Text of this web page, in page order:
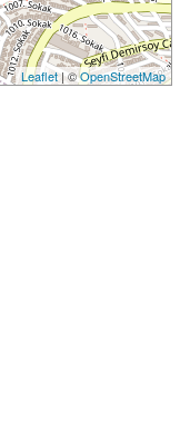
Leaflet| ©OpenStreetMap